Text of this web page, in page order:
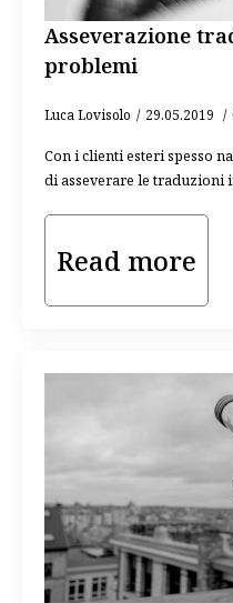
Asseverazione
problemi
Luca Lovisolo 29.05.2019
Con i clienti esteri spesso
di asseverare le traduzioni
Read more